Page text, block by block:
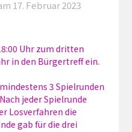
17. Februar 2023
Uhr zum dritten
in den Bürgertreff ein.
3 Spielrunden
jeder Spielrunde
Losverfahren die
gab für die drei